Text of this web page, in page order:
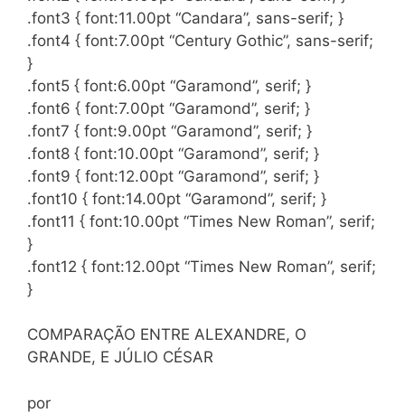
.font3 { font:11.00pt “Candara”, sans-serif; }
.font4 { font:7.00pt “Century Gothic”, sans-serif;
}
.font5 { font:6.00pt “Garamond”, serif; }
.font6 { font:7.00pt “Garamond”, serif; }
.font7 { font:9.00pt “Garamond”, serif; }
.font8 { font:10.00pt “Garamond”, serif; }
.font9 { font:12.00pt “Garamond”, serif; }
.font10 { font:14.00pt “Garamond”, serif; }
.font11 { font:10.00pt “Times New Roman”, serif;
}
.font12 { font:12.00pt “Times New Roman”, serif;
}
COMPARAÇÃO ENTRE ALEXANDRE, O
GRANDE, E JÚLIO CÉSAR
por